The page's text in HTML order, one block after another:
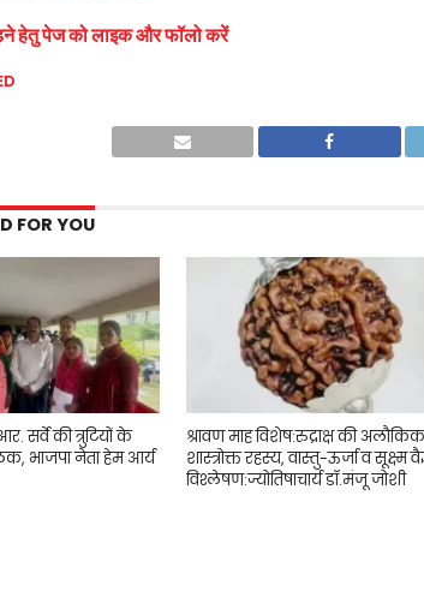
हेतु पेज को लाइक और फॉलो करें
FOR YOU
सर्वे की त्रुटियों के
भाजपा नेता हेम आर्य
श्रावण माह विशेष:रुद्राक्ष की
शास्त्रोक्त रहस्य, वास्तु-ऊर्जा व सूक्ष्म
विश्लेषण:ज्योतिषाचार्य डॉ.मंजू जोशी